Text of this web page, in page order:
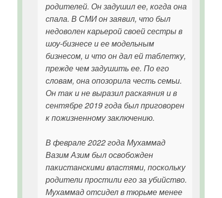
родителей. Он задушил ее, когда она
спала. В СМИ он заявил, что был
недоволен карьерой своей сестры в
шоу-бизнесе и ее модельным
бизнесом, и что он дал ей таблетку,
прежде чем задушить ее. По его
словам, она опозорила честь семьи.
Он так и не выразил раскаяния и в
сентябре 2019 года был приговорен
к пожизненному заключению.
В феврале 2022 года Мухаммад
Вазим Азим был освобожден
пакистанскими властями, поскольку
родители простили его за убийство.
Мухаммад отсидел в тюрьме менее